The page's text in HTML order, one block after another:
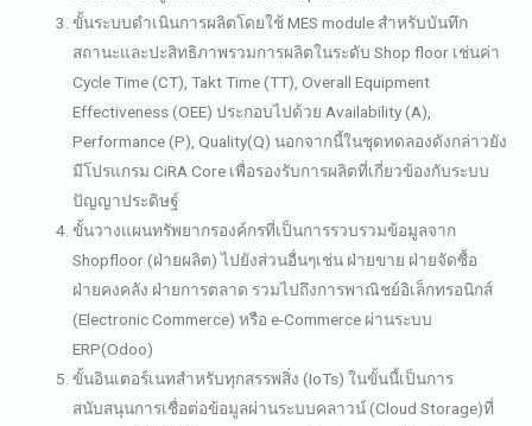
ขั้นระบบดำเนินการผลิตโดยใช้ MES module สำหรับบันทึก
สถานะและปะสิทธิภาพรวมการผลิตในระดับ Shop floor เช่นค่า
Cycle Time (CT), Takt Time (TT), Overall Equipment
Effectiveness (OEE) ประกอบไปด้วย Availability (A),
Performance (P), Quality(Q) นอกจากนี้ในชุดทดลองดังกล่าวยัง
มีโปรแกรม CiRA Core เพื่อรองรับการผลิตที่เกี่ยวข้องกับระบบ
ปัญญาประดิษฐ์
ขั้นวางแผนทรัพยากรองค์กรที่เป็นการรวบรวมข้อมูลจาก
Shopfloor (ฝ่ายผลิต) ไปยังส่วนอื่นๆเช่น ฝ่ายขาย ฝ่ายจัดซื้อ
ฝ่ายคงคลัง ฝ่ายการตลาด รวมไปถึงการพาณิชย์อิเล็กทรอนิกส์
(Electronic Commerce) หรือ e-Commerce ผ่านระบบ
ERP(Odoo)
ขั้นอินเตอร์เนทสำหรับทุกสรรพสิ่ง (IoTs) ในขั้นนี้เป็นการ
สนับสนุนการเชื่อต่อข้อมูลผ่านระบบคลาวน์ (Cloud Storage)ที่